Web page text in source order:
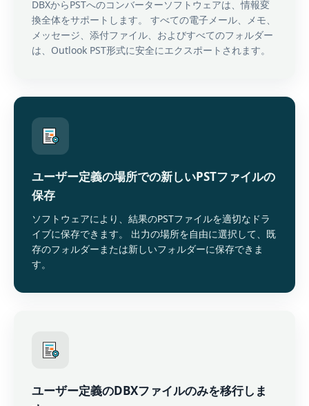
DBXからPSTへのコンバーターソフトウェアは、情報変
換全体をサポートします。 すべての電子メール、メモ、
メッセージ、添付ファイル、およびすべてのフォルダー
は、Outlook PST形式に安全にエクスポートされます。
ユーザー定義の場所での新しいPSTファイルの
保存
ソフトウェアにより、結果のPSTファイルを適切なドラ
イブに保存できます。 出力の場所を自由に選択して、既
存のフォルダーまたは新しいフォルダーに保存できま
す。
ユーザー定義のDBXファイルのみを移行しま